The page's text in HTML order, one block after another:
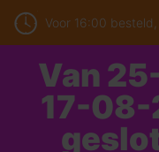
Voor 16:00
Van
17-